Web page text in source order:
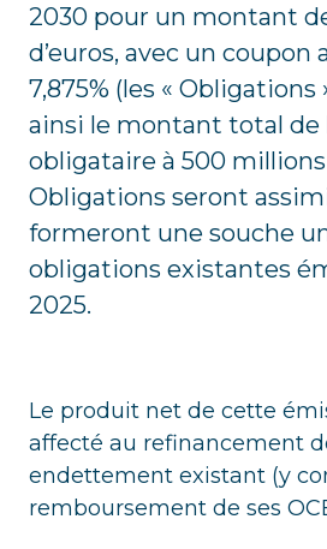
2030 pour un montant
d’euros, avec un coupon
7,875% (les « Obligations
ainsi le montant total de
obligataire à 500 millions
Obligations seront
formeront une souche
obligations existantes
2025.
Le produit net de cette
affecté au refinancement
endettement existant (y
remboursement de ses